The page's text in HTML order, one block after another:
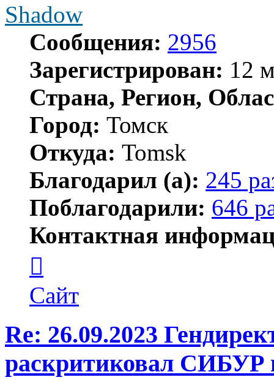
Shadow
Сообщения: 2956
Зарегистрирован: 12
Страна, Регион,
Город: Томск
Откуда: Tomsk
Благодарил (а): 245
Поблагодарили: 646
Контактная
пользователя
Shadow
Сайт
Re: 26.09.2023
раскритиковал СИБУР